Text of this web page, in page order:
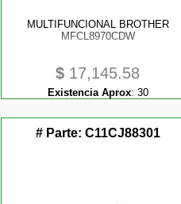
MULTIFUNCIONAL BROTHER
MFCL8970CDW
$ 17,145.58
Existencia Aprox: 30
# Parte: C11CJ88301